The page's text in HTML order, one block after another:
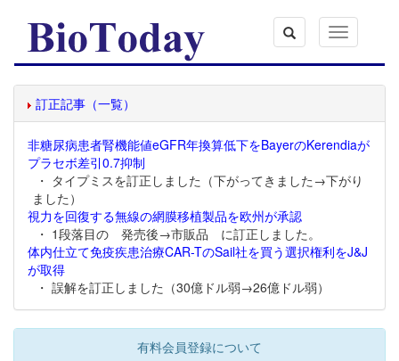
Toggle
navigation
訂正記事（一覧）
非糖尿病患者腎機能値eGFR年換算低下をBayerのKerendiaが
プラセボ差引0.7抑制
・ タイプミスを訂正しました（下がってきました→下がり
ました）
視力を回復する無線の網膜移植製品を欧州が承認
・ 1段落目の 発売後→市販品 に訂正しました。
体内仕立て免疫疾患治療CAR-TのSail社を買う選択権利をJ&J
が取得
・ 誤解を訂正しました（30億ドル弱→26億ドル弱）
有料会員登録について